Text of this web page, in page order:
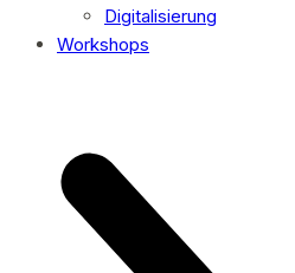
Digitalisierung
Workshops